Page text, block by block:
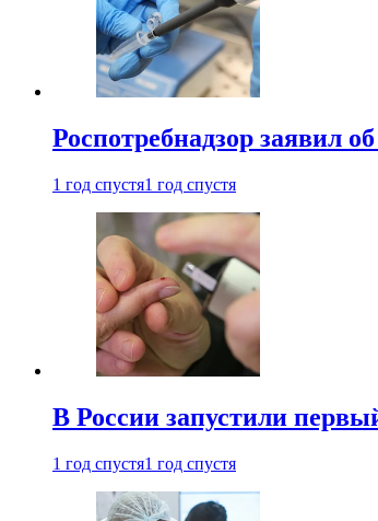
Роспотребнадзор заявил
1 год спустя1 год спустя
В России запустили
1 год спустя1 год спустя